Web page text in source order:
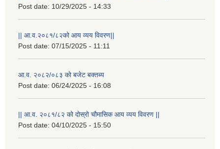
Post date: 10/29/2025 - 14:33
|| आ.व.२०८१/८२को आय व्यय विवरण||
Post date: 07/15/2025 - 11:11
आ.व. २०८२/०८३ को बजेट बक्तब्य
Post date: 06/24/2025 - 16:08
|| आ.व. २०८१/८२ को दोस्रो चौमासिक आय व्यय विवरण ||
Post date: 04/10/2025 - 15:50